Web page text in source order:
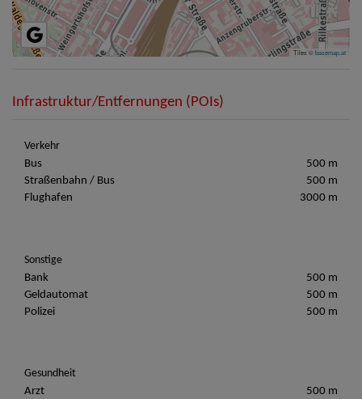
Tiles ©basemap.at
Infrastruktur/Entfernungen (POIs)
Verkehr
Bus
500 m
Straßenbahn / Bus
500 m
Flughafen
3000 m
Sonstige
Bank
500 m
Geldautomat
500 m
Polizei
500 m
Gesundheit
Arzt
500 m